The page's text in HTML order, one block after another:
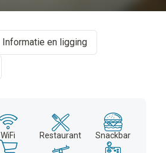
Informatie en ligging
WiFi Restaurant Snackbar